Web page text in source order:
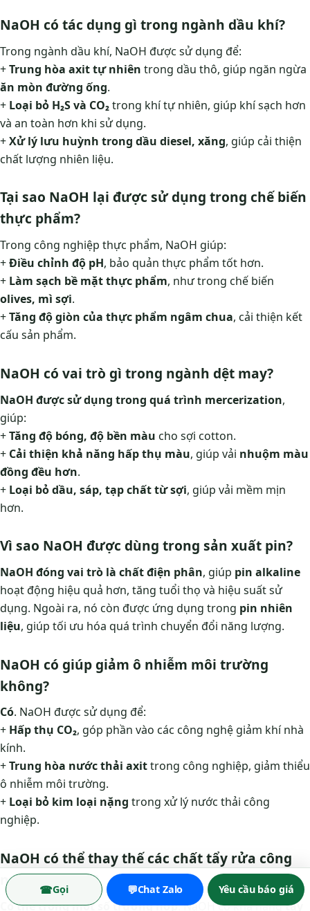
NaOH có tác dụng gì trong ngành dầu khí?
Trong ngành dầu khí, NaOH được sử dụng để:
+Trung hòa axit tự nhiên trong dầu thô, giúp ngăn ngừa
ăn mòn đường ống.
+ Loại bỏ H₂S và CO₂trong khí tự nhiên, giúp khí sạch hơn
và an toàn hơn khi sử dụng.
+Xử lý lưu huỳnh trong dầu diesel, xăng, giúp cải thiện
chất lượng nhiên liệu.
Tại sao NaOH lại được sử dụng trong chế biến
thực phẩm?
Trong công nghiệp thực phẩm, NaOH giúp:
+Điều chỉnh độ pH, bảo quản thực phẩm tốt hơn.
+ Làm sạch bề mặt thực phẩm, như trong chế biến
olives, mì sợi.
+Tăng độ giòn của thực phẩm ngâm chua, cải thiện kết
cấu sản phẩm.
NaOH có vai trò gì trong ngành dệt may?
NaOH được sử dụng trong quá trình mercerization,
giúp:
+Tăng độ bóng, độ bền màu cho sợi cotton.
+ Cải thiện khả năng hấp thụ màu, giúp vải nhuộm màu
đồng đều hơn.
+ Loại bỏ dầu, sáp, tạp chất từ sợi, giúp vải mềm mịn
hơn.
Vì sao NaOH được dùng trong sản xuất pin?
NaOH đóng vai trò là chất điện phân, giúp pin alkaline
hoạt động hiệu quả hơn, tăng tuổi thọ và hiệu suất sử
dụng. Ngoài ra, nó còn được ứng dụng trong pin nhiên
liệu, giúp tối ưu hóa quá trình chuyển đổi năng lượng.
NaOH có giúp giảm ô nhiễm môi trường
không?
Có. NaOH được sử dụng để:
+ Hấp thụ CO₂, góp phần vào các công nghệ giảm khí nhà
kính.
+Trung hòa nước thải axittrong công nghiệp, giảm thiểu
ô nhiễm môi trường.
+ Loại bỏ kim loại nặng trong xử lý nước thải công
nghiệp.
NaOH có thể thay thế các chất tẩy rửa công
nghiệp không?
Có thể trong một số trường hợp. NaOH có khả năngtẩy
☎Gọi 💬Chat Zalo Yêu cầu báo giá